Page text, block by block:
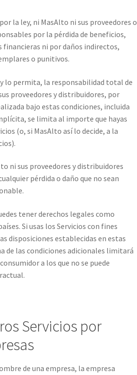
la ley, ni MasAlto ni sus proveedores o
por la pérdida de beneficios,
financieras ni por daños indirectos,
o punitivos.
lo permita, la responsabilidad total de
proveedores y distribuidores, por
bajo estas condiciones, incluida
se limita al importe que hayas
(o, si MasAlto así lo decide, a la
ni sus proveedores y distribuidores
pérdida o daño que no sean
tener derechos legales como
Si usas los Servicios con fines
disposiciones establecidas en estas
de las condiciones adicionales limitará
a los que no se puede
Servicios por
de una empresa, la empresa